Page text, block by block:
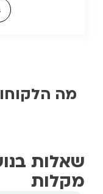
מה
שאלות
מקלות